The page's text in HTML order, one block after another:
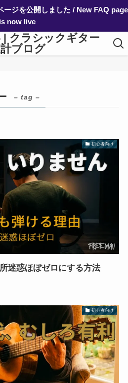
ージを公開しました / New FAQ page
is now live
| クラシックギター
ブログ
– tag –
初心者向け
迷惑ほぼゼロにする方法
初心者向け